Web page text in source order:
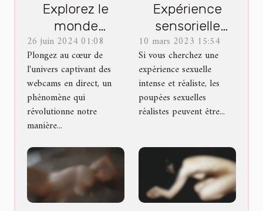
Explorez le
monde
fascinant des
webcams en
direct et leur
impact sur le
divertissement
moderne
26 juin 2024 01:08
Plongez au cœur de
l'univers captivant des
webcams en direct, un
phénomène qui
révolutionne notre
manière...
Expérience
sensorielle
inoubliable
avec les
poupées
sexuelles
10 mars 2023 15:54
Si vous cherchez une
expérience sexuelle
intense et réaliste, les
poupées sexuelles
réalistes peuvent être...